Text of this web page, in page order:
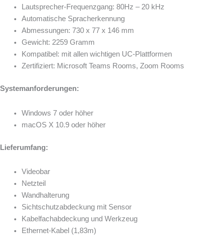
Lautsprecher-Frequenzgang: 80Hz – 20 kHz
Automatische Spracherkennung
Abmessungen: 730 x 77 x 146 mm
Gewicht: 2259 Gramm
Kompatibel: mit allen wichtigen UC-Plattformen
Zertifiziert: Microsoft Teams Rooms, Zoom Rooms
Systemanforderungen:
Windows 7 oder höher
macOS X 10.9 oder höher
Lieferumfang:
Videobar
Netzteil
Wandhalterung
Sichtschutzabdeckung mit Sensor
Kabelfachabdeckung und Werkzeug
Ethernet-Kabel (1,83m)